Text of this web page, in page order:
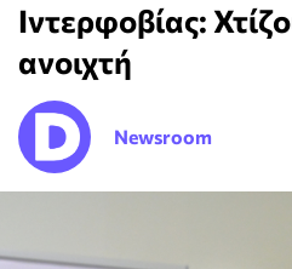
Ιντερφοβίας:
ανοιχτή
Newsroom